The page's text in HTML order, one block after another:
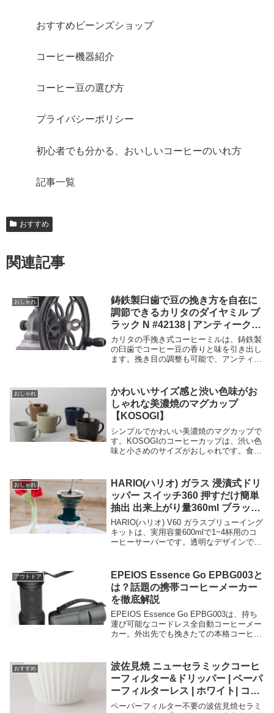
おすすめビーンズショップ
コーヒー機器紹介
コーヒー豆の選び方
プライバシーポリシー
初心者でも分かる、おいしいコーヒーのいれ方
記事一覧
おすすめ
関連記事
おしゃれ
鋳鉄製臼歯で豆の挽き方を自在に
調節できるカリタのダイヤミル ブ
ラック N #42138 | アンティークな
鋳物手挽きコーヒーミル
カリタの手挽き式コーヒーミルは、鋳鉄製
の臼歯でコーヒー豆の香りと味を引き出し
ます。挽き目の調整も可能で、アンティー
う。
おしゃれ
かわいいサイズ感と渋い色味がお
しゃれな美濃焼のマグカップ
【KOSOGI】
シンプルでかわいい美濃焼のマグカップで
す。KOSOGIのコーヒーカップは、渋い色
味と小さめのサイズがおしゃれです。食洗
なマグカップです。
おしゃれ
HARIO(ハリオ) ガラス 浸漬式ドリ
ッパー スイッチ360 押すだけ簡単
抽出 出来上がり量360ml ブラック
日本製 プレゼント ギフト 贈り物
SSD-360-B
HARIO(ハリオ) V60 ガラスブリューイング
キットは、実用容量600mlで1~4杯用のコ
ーヒーサーバーです。透明なデザインで、
には、V60計量スプーンとVCF-02W 40枚
が付属しており、コーヒー粉に注いだお湯
が円すいの頂点に向かって流れるため、豆
の旨味をしっかりと抽出できるV型円すい
形のペーパーフィルターが特徴です。耐熱
性能と洗いやすさに優れ、使いやすさと味
の良さで高い評価を受けています。
アウトドア
EPEIOS Essence Go EPBG003と
は？話題の携帯コーヒーメーカー
を徹底解説
EPEIOS Essence Go EPBG003は、持ち
運び可能なコードレス全自動コーヒーメー
カー。外出先でも挽きたての本格コーヒー
おすすめ
波佐見焼 ニューセラミックコーヒ
ーフィルター&ドリッパー | ペーパ
ーフィルターレス | ホワイト| コフ
ィル
ペーパーフィルター不要の波佐見焼セラミ